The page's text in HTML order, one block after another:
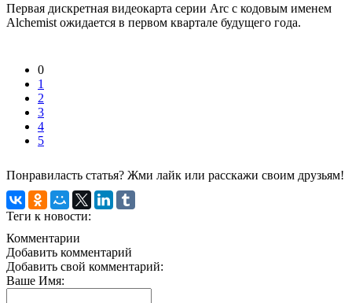
Первая дискретная видеокарта серии Arc с кодовым именем
Alchemist ожидается в первом квартале будущего года.
0
1
2
3
4
5
Понравиласть статья? Жми лайк или расскажи своим друзьям!
Теги к новости:
Комментарии
Добавить комментарий
Добавить свой комментарий:
Ваше Имя: